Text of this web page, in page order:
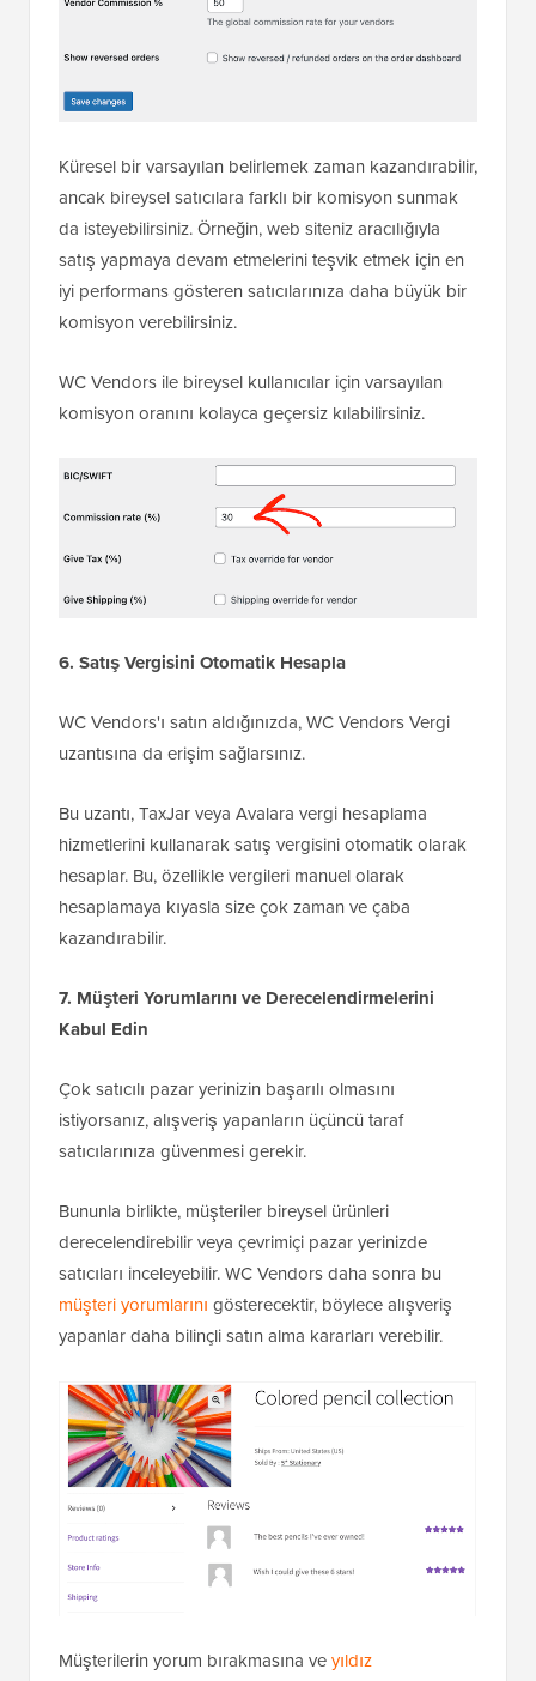
Küresel bir varsayılan belirlemek zaman kazandırabilir,
ancak bireysel satıcılara farklı bir komisyon sunmak
da isteyebilirsiniz. Örneğin, web siteniz aracılığıyla
satış yapmaya devam etmelerini teşvik etmek için en
iyi performans gösteren satıcılarınıza daha büyük bir
komisyon verebilirsiniz.
WC Vendors ile bireysel kullanıcılar için varsayılan
komisyon oranını kolayca geçersiz kılabilirsiniz.
6. Satış Vergisini Otomatik Hesapla
WC Vendors'ı satın aldığınızda, WC Vendors Vergi
uzantısına da erişim sağlarsınız.
Bu uzantı, TaxJar veya Avalara vergi hesaplama
hizmetlerini kullanarak satış vergisini otomatik olarak
hesaplar. Bu, özellikle vergileri manuel olarak
hesaplamaya kıyasla size çok zaman ve çaba
kazandırabilir.
7. Müşteri Yorumlarını ve Derecelendirmelerini
Kabul Edin
Çok satıcılı pazar yerinizin başarılı olmasını
istiyorsanız, alışveriş yapanların üçüncü taraf
satıcılarınıza güvenmesi gerekir.
Bununla birlikte, müşteriler bireysel ürünleri
derecelendirebilir veya çevrimiçi pazar yerinizde
satıcıları inceleyebilir. WC Vendors daha sonra bu
müşteri yorumlarını gösterecektir, böylece alışveriş
yapanlar daha bilinçli satın alma kararları verebilir.
Müşterilerin yorum bırakmasına veyıldız